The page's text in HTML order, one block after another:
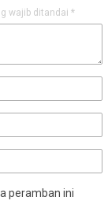
wajib ditandai *
peramban ini